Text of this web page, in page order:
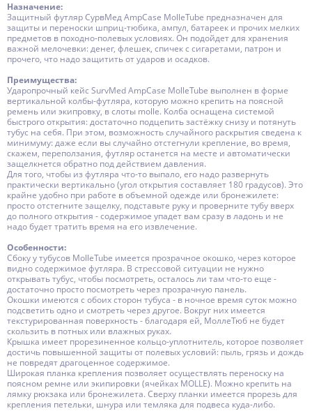
Назначение:
Защитный футляр СурвМед AmpCase MolleTube предназначен для
защиты и переноски шприц-тюбика, ампул, батареек и прочих мелких
предметов в походно-полевых условиях. Он подойдет для хранения
важной мелочевки: денег, флешек, спичек с сигаретами, патрон и
прочего, что надо защитить от ударов и осадков.
Преимущества:
Ударопрочный кейс SurvMed AmpCase MolleTube выполнен в форме
вертикальной колбы-футляра, которую можно крепить на поясной
ремень или экипровку, в слоты molle. Колба оснащена системой
быстрого открытия: достаточно подцепить застёжку снизу и потянуть
тубус на себя. При этом, возможность случайного раскрытия сведена к
минимуму: даже если вы случайно отстегнули крепление, во время,
скажем, переползания, футляр останется на месте и автоматически
защелкнется обратно под действием давления.
Для того, чтобы из футляра что-то выпало, его надо развернуть
практически вертикально (угол открытия составляет 180 градусов). Это
крайне удобно при работе в объемной одежде или бронежилете:
просто отстегните защелку, подставьте руку и проверните тубу вверх
до полного открытия - содержимое упадет вам сразу в ладонь и не
надо будет тратить время на его извлечение.
Особенности:
Сбоку у тубусов MolleTube имеется прозрачное окошко, через которое
видно содержимое футляра. В стрессовой ситуации не нужно
открывать тубус, чтобы посмотреть, осталось ли там что-то еще -
достаточно просто посмотреть через прозрачную панель.
Окошки имеются с обоих сторон тубуса - в ночное время суток можно
подсветить одно и смотреть через другое. Вокруг них имеется
текстурированная поверхность - благодаря ей, МоллеТюб не будет
скользить в потных или влажных руках.
Крышка имеет прорезиненное кольцо-уплотнитель, которое позволяет
достичь повышенной защиты от полевых условий: пыль, грязь и дождь
не повредят драгоценное содержимое.
Широкая планка крепления позволяет осуществлять переноску на
поясном ремне или экипировки (ячейках MOLLE). Можно крепить на
лямку рюкзака или бронежилета. Сверху планки имеется прорезь для
крепления петельки, шнура или темляка для подвеса куда-либо.